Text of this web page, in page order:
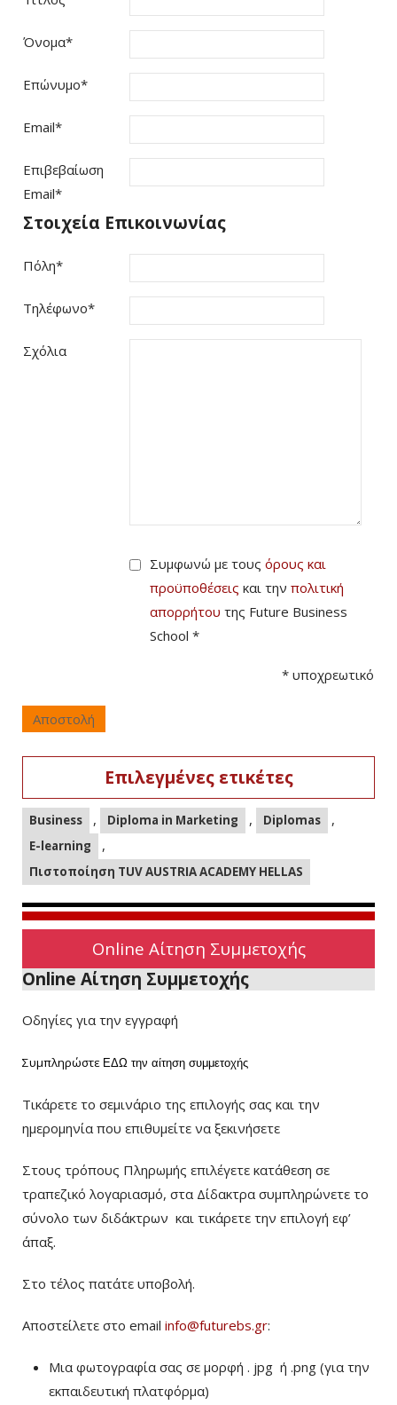
Όνομα*
Επώνυμο*
Email*
Επιβεβαίωση
Email*
Στοιχεία Επικοινωνίας
Πόλη*
Τηλέφωνο*
Σχόλια
Συμφωνώ με τους όρους και
προϋποθέσεις και την πολιτική
απορρήτου της Future Business
School *
* υποχρεωτικό
Αποστολή
Επιλεγμένες ετικέτες
Business , Diploma in Marketing , Diplomas ,
E-learning ,
Πιστοποίηση TUV AUSTRIA ACADEMY HELLAS
Online Αίτηση Συμμετοχής
Online Αίτηση Συμμετοχής
Οδηγίες για την εγγραφή
Συμπληρώστε ΕΔΩ την αίτηση συμμετοχής
Τικάρετε το σεμινάριο της επιλογής σας και την
ημερομηνία που επιθυμείτε να ξεκινήσετε
Στους τρόπους Πληρωμής επιλέγετε κατάθεση σε
τραπεζικό λογαριασμό, στα Δίδακτρα συμπληρώνετε το
σύνολο των διδάκτρων και τικάρετε την επιλογή εφ’
άπαξ.
Στο τέλος πατάτε υποβολή.
Αποστείλετε στο email info@futurebs.gr:
Μια φωτογραφία σας σε μορφή . jpg ή .png (για την
εκπαιδευτική πλατφόρμα)